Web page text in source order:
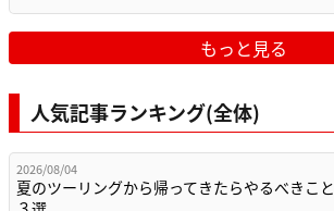
もっと見る
人気記事ランキング(全体)
2026/08/04
夏のツーリングから帰ってきたらやるべきこと